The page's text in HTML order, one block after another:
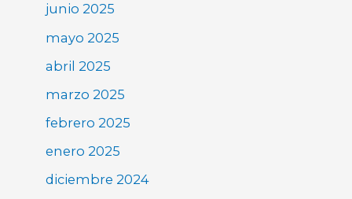
junio 2025
mayo 2025
abril 2025
marzo 2025
febrero 2025
enero 2025
diciembre 2024